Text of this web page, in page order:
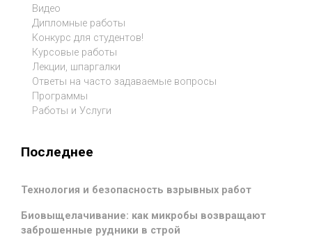
Видео
Дипломные работы
Конкурс для студентов!
Курсовые работы
Лекции, шпаргалки
Ответы на часто задаваемые вопросы
Программы
Работы и Услуги
Последнее
Технология и безопасность взрывных работ
Биовыщелачивание: как микробы возвращают
заброшенные рудники в строй